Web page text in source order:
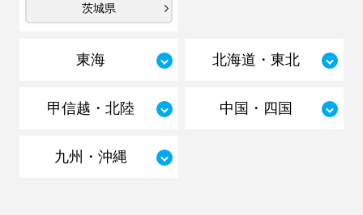
茨城県
東海 北海道・東北
甲信越・北陸 中国・四国
九州・沖縄